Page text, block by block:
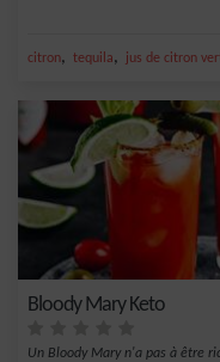
citron, tequila, jus de citron
Bloody Mary Keto
Un Bloody Mary n'a pas à être